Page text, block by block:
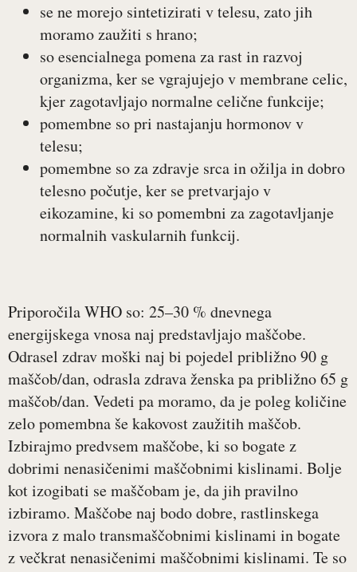
se ne morejo sintetizirati v telesu, zato jih
moramo zaužiti s hrano;
so esencialnega pomena za rast in razvoj
organizma, ker se vgrajujejo v membrane celic,
kjer zagotavljajo normalne celične funkcije;
pomembne so pri nastajanju hormonov v
telesu;
pomembne so za zdravje srca in ožilja in dobro
telesno počutje, ker se pretvarjajo v
eikozamine, ki so pomembni za zagotavljanje
normalnih vaskularnih funkcij.
Priporočila WHO so: 25–30 % dnevnega
energijskega vnosa naj predstavljajo maščobe.
Odrasel zdrav moški naj bi pojedel približno 90 g
maščob/dan, odrasla zdrava ženska pa približno 65 g
maščob/dan. Vedeti pa moramo, da je poleg količine
zelo pomembna še kakovost zaužitih maščob.
Izbirajmo predvsem maščobe, ki so bogate z
dobrimi nenasičenimi maščobnimi kislinami. Bolje
kot izogibati se maščobam je, da jih pravilno
izbiramo. Maščobe naj bodo dobre, rastlinskega
izvora z malo transmaščobnimi kislinami in bogate
z večkrat nenasičenimi maščobnimi kislinami. Te so